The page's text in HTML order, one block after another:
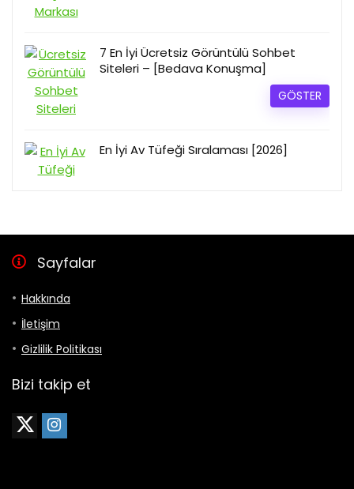
7 En İyi Ücretsiz Görüntülü Sohbet
Siteleri​ – [Bedava Konuşma]
GÖSTER
En İyi Av Tüfeği Sıralaması [2026]
Sayfalar
Hakkında
İletişim
Gizlilik Politikası
Bizi takip et